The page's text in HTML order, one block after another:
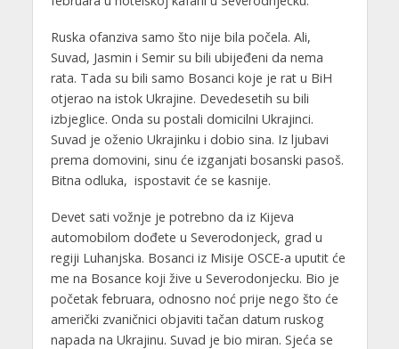
Ruska ofanziva samo što nije bila počela. Ali,
Suvad, Jasmin i Semir su bili ubijeđeni da nema
rata. Tada su bili samo Bosanci koje je rat u BiH
otjerao na istok Ukrajine. Devedesetih su bili
izbjeglice. Onda su postali domicilni Ukrajinci.
Suvad je oženio Ukrajinku i dobio sina. Iz ljubavi
prema domovini, sinu će izganjati bosanski pasoš.
Bitna odluka, ispostavit će se kasnije.
Devet sati vožnje je potrebno da iz Kijeva
automobilom dođete u Severodonjeck, grad u
regiji Luhanjska. Bosanci iz Misije OSCE-a uputit će
me na Bosance koji žive u Severodonjecku. Bio je
početak februara, odnosno noć prije nego što će
američki zvaničnici objaviti tačan datum ruskog
napada na Ukrajinu. Suvad je bio miran. Sjeća se